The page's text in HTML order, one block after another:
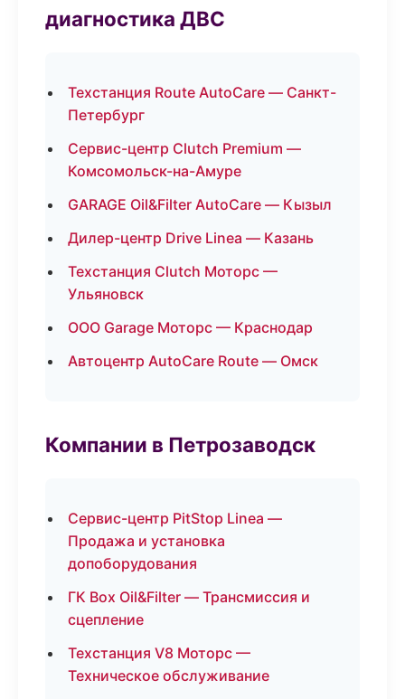
диагностика ДВС
Техстанция Route AutoCare — Санкт-
Петербург
Сервис-центр Clutch Premium —
Комсомольск-на-Амуре
GARAGE Oil&Filter AutoCare — Кызыл
Дилер-центр Drive Linea — Казань
Техстанция Clutch Моторс —
Ульяновск
ООО Garage Моторс — Краснодар
Автоцентр AutoCare Route — Омск
Компании в Петрозаводск
Сервис-центр PitStop Linea —
Продажа и установка
допоборудования
ГК Box Oil&Filter — Трансмиссия и
сцепление
Техстанция V8 Моторс —
Техническое обслуживание